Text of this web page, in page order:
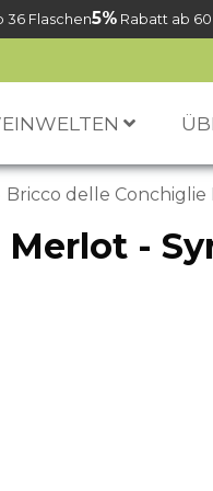
36 Flaschen5%Rabatt ab 60
Bricco delle Conchiglie
-